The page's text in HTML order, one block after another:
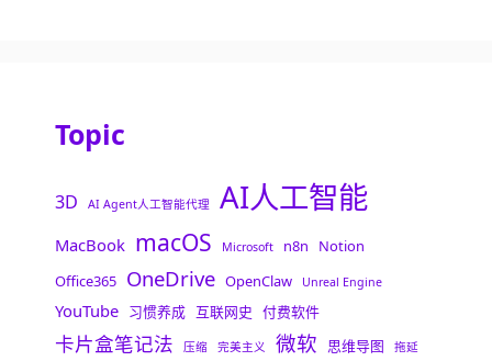
Topic
3D AI Agent人工智能代理 AI人工智能
MacBook macOS Microsoft n8n
Notion
Office365 OneDrive OpenClaw Unreal Engine
YouTube 习惯养成 互联网史 付费软件
卡片盒笔记法 压缩 完美主义 微软 思维导图 拖延